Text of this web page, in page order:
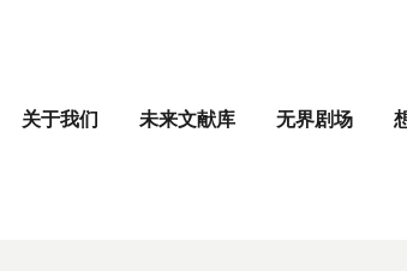
关于我们 未来文献库 无界剧场